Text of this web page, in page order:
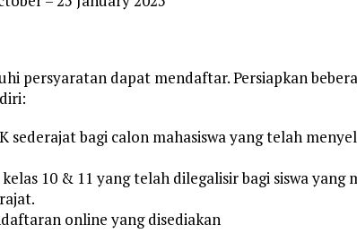
persyaratan dapat mendaftar. Persiapkan
sederajat bagi calon mahasiswa yang telah
10 & 11 yang telah dilegalisir bagi siswa yang
online yang disediakan